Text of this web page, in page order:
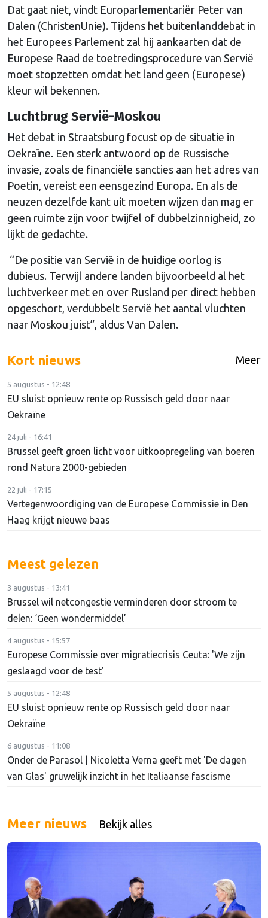
Dat gaat niet, vindt Europarlementariër Peter van
Dalen (ChristenUnie). Tijdens het buitenlanddebat in
het Europees Parlement zal hij aankaarten dat de
Europese Raad de toetredingsprocedure van Servië
moet stopzetten omdat het land geen (Europese)
kleur wil bekennen.
Luchtbrug Servië-Moskou
Het debat in Straatsburg focust op de situatie in
Oekraïne. Een sterk antwoord op de Russische
invasie, zoals de financiële sancties aan het adres van
Poetin, vereist een eensgezind Europa. En als de
neuzen dezelfde kant uit moeten wijzen dan mag er
geen ruimte zijn voor twijfel of dubbelzinnigheid, zo
lijkt de gedachte.
“De positie van Servië in de huidige oorlog is
dubieus. Terwijl andere landen bijvoorbeeld al het
luchtverkeer met en over Rusland per direct hebben
opgeschort, verdubbelt Servië het aantal vluchten
naar Moskou juist”, aldus Van Dalen.
Kort nieuws Meer
5 augustus - 12:48
EU sluist opnieuw rente op Russisch geld door naar
Oekraïne
24 juli - 16:41
Brussel geeft groen licht voor uitkoopregeling van boeren
rond Natura 2000-gebieden
22 juli - 17:15
Vertegenwoordiging van de Europese Commissie in Den
Haag krijgt nieuwe baas
Meest gelezen
3 augustus - 13:41
Brussel wil netcongestie verminderen door stroom te
delen: ‘Geen wondermiddel’
4 augustus - 15:57
Europese Commissie over migratiecrisis Ceuta: 'We zijn
geslaagd voor de test'
5 augustus - 12:48
EU sluist opnieuw rente op Russisch geld door naar
Oekraïne
6 augustus - 11:08
Onder de Parasol | Nicoletta Verna geeft met 'De dagen
van Glas' gruwelijk inzicht in het Italiaanse fascisme
Meer nieuws Bekijk alles